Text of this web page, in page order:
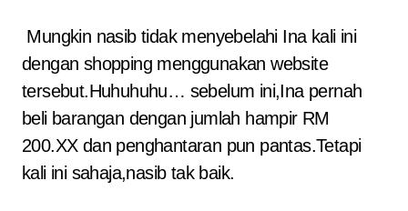
Mungkin nasib tidak menyebelahi Ina kali ini
dengan shopping menggunakan website
tersebut.Huhuhuhu… sebelum ini,Ina pernah
beli barangan dengan jumlah hampir RM
200.XX dan penghantaran pun pantas.Tetapi
kali ini sahaja,nasib tak baik.